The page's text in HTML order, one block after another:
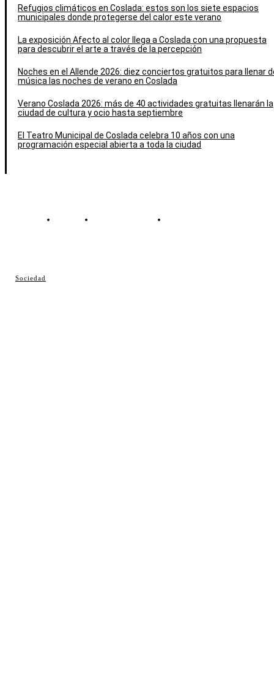
Sociedad
Refugios climáticos en Coslada: estos son los siete espacios
municipales donde protegerse del calor este verano
La exposición Afecto al color llega a Coslada con una propuesta
para descubrir el arte a través de la percepción
Noches en el Allende 2026: diez conciertos gratuitos para llenar
música las noches de verano en Coslada
Verano Coslada 2026: más de 40 actividades gratuitas llenarán la
ciudad de cultura y ocio hasta septiembre
El Teatro Municipal de Coslada celebra 10 años con una
programación especial abierta a toda la ciudad
Contacto Política de cookies